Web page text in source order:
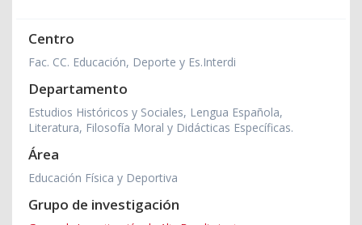
Centro
Fac. CC. Educación, Deporte y Es.Interdi
Departamento
Estudios Históricos y Sociales, Lengua Española,
Literatura, Filosofía Moral y Didácticas Específicas.
Área
Educación Física y Deportiva
Grupo de investigación